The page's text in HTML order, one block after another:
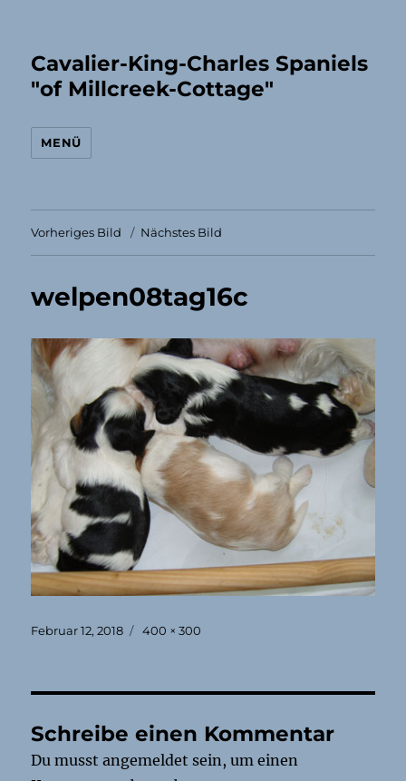
Cavalier-King-Charles Spaniels
"of Millcreek-Cottage"
MENÜ
Vorheriges Bild Nächstes Bild
welpen08tag16c
Veröffentlicht
Februar 12, 2018 Originalgröße
400 × 300
Schreibe einen Kommentar
Du musstangemeldet sein, um einen